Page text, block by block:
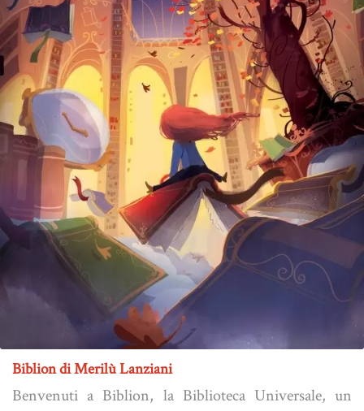
Biblion di Merilù Lanziani
Benvenuti a Biblion, la Biblioteca Universale, un